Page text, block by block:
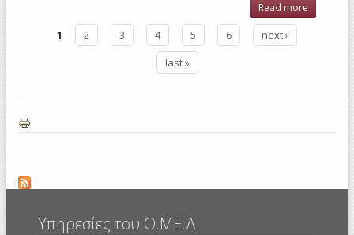
Read more
Pages
1 2 3 4 5 6
next ›
last »
Υπηρεσίες του Ο.ΜΕ.Δ.